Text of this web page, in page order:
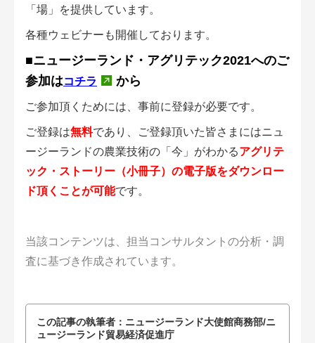
「場」を提供しています。
各種ウェビナーも開催しております。
■ニュージーランド・アグリテック2021へのご
参加はコチラ から
ご参加頂くためには、事前に登録が必要です。
ご登録は無料であり、ご登録頂いた皆さまにはニュ
ージーランドの農業技術の「今」がわかるアグリテ
ック・ストーリー（小冊子）の電子版をダウンロー
ド頂くことが可能です。
当該コンテンツは、担当コンサルタントの分析・調
査に基づき作成されています。
この記事の執筆者： ニュージーランド大使館商務部/ニ
ュージーランド貿易経済促進庁